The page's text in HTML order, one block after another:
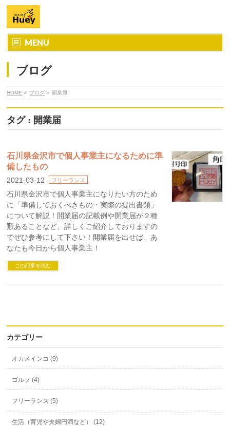
MENU
ブログ
HOME » ブログ » 開業届
タグ : 開業届
石川県金沢市で個人事業主になるために準
備したもの
2021-03-12 フリーランス
石川県金沢市で個人事業主になりたい方のため
に「準備しておくべきもの・実際の提出書類」
について解説！開業届の記載例や開業届が２種
類あることなど、詳しくご紹介しておりますの
でぜひ参考にして下さい！開業届を出せば、あ
なたも今日から個人事業主！
この記事を読む
カテゴリー
オカメインコ (9)
ゴルフ (4)
フリーランス (5)
生活（育児や夫婦円満など） (12)